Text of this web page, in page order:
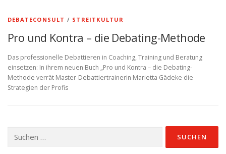
DEBATECONSULT / STREITKULTUR
Pro und Kontra – die Debating-Methode
Das professionelle Debattieren in Coaching, Training und Beratung
einsetzen: In ihrem neuen Buch „Pro und Kontra – die Debating-
Methode verrät Master-Debattiertrainerin Marietta Gädeke die
Strategien der Profis
nach: